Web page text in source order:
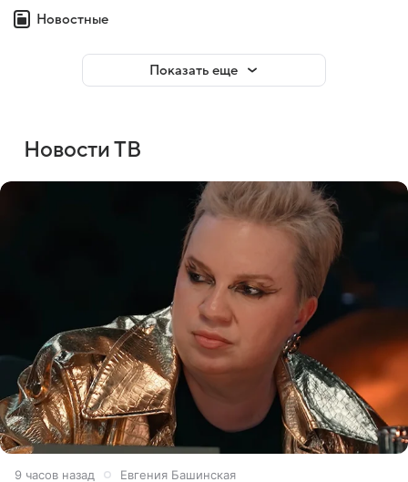
Новостные
Показать еще
Новости ТВ
9 часов назад Евгения Башинская